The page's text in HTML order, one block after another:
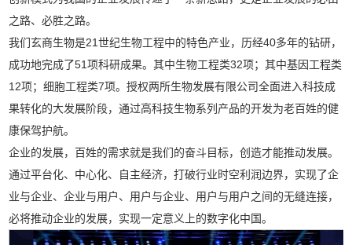
之路、必胜之路。
我们玄商生物是21世纪生物工程中的特色产业，历经40多年的钻研，
成功地完成了51项科研成果。其中生物工程类32项；其中基因工程类
12项；细胞工程类7项。授权两所生物发展有限公司全面进入科技成
果转化的大发展阶段，通过高科技生物系列产品的开发为老百姓的健
康保驾护航。
企业的发展，百姓的需求就是我们的奋斗目标，创造才能推动发展。
通过平台化、中心化、自主经济，打破行业时空利润边界，实现了企
业与企业、企业与用户、用户与企业、用户与用户之间的无缝连接，
必将推动企业的发展，实现一定意义上的数字化中国。